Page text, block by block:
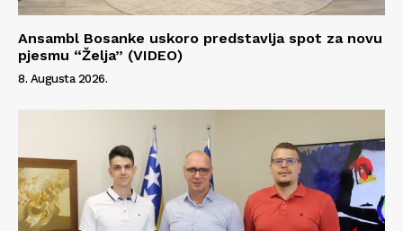
Info
Ansambl Bosanke uskoro predstavlja spot za novu
pjesmu “Želja” (VIDEO)
8. Augusta 2026.